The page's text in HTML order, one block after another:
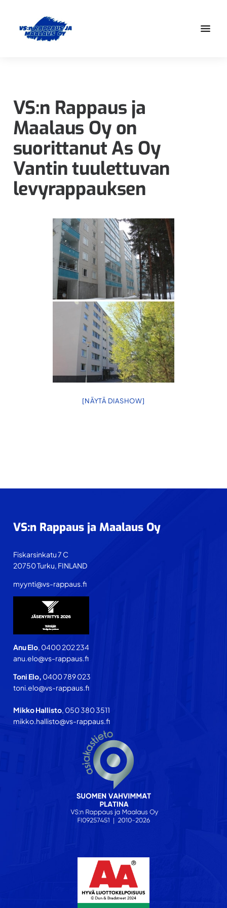
pääsisältöön
alatunnisteeseen
ja
Maalaus
Oy
Yhtiöt
-
konsernia,
ammattitaito
pohjautuu
jo
vuonna
alkaneeseen
VS:n Rappaus ja
Maalaus Oy on
suorittanut As Oy
Vantin tuulettuvan
levyrappauksen
[NÄYTÄ DIASHOW]
VS:n Rappaus ja Maalaus Oy
Fiskarsinkatu 7 C
20750 Turku, FINLAND
myynti@vs-rappaus.fi
Anu Elo, 0400 202 234
anu.elo@vs-rappaus.fi
Toni Elo, 0400 789 023
toni.elo@vs-rappaus.fi
Mikko Hallisto, 050 380 3511
mikko.hallisto@vs-rappaus.fi